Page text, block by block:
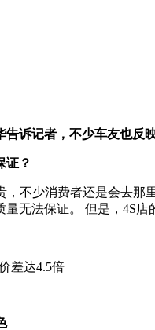
告诉记者，不少车友也反
证？
，不少消费者还是会去
量无法保证。 但是，4S
差达4.5倍